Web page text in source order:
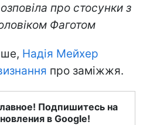
про стосунки з
Фаготом
Надія Мейхер
про заміжжя.
Подпишитесь на
в Google!